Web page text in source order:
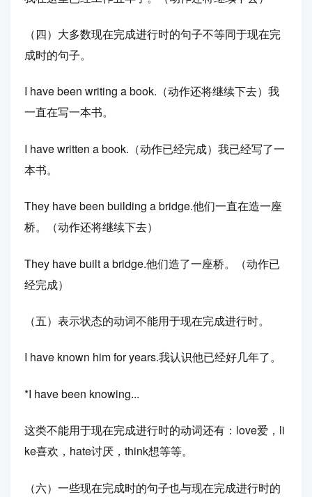
（四）大多数现在完成进行时的句子不等同于现在完
成时的句子。
I have been writing a book.（动作还将继续下去）我
一直在写一本书。
I have written a book.（动作已经完成）我已经写了一
本书。
They have been building a bridge.他们一直在造一座
桥。（动作还将继续下去）
They have built a bridge.他们造了一座桥。（动作已
经完成）
（五）表示状态的动词不能用于现在完成进行时。
I have known him for years.我认识他已经好几年了。
*I have been knowing...
这类不能用于现在完成进行时的动词还有：love爱，li
ke喜欢，hate讨厌，think想等等。
（六）一些现在完成时的句子也与现在完成进行时的